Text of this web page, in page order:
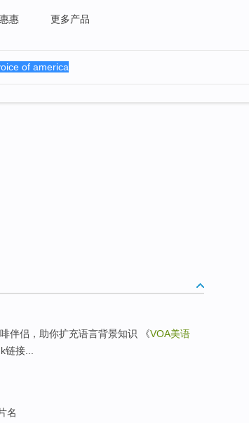
惠惠 更多产品
伴侣，助你扩充语言背景知识 《VOA美语
接...
名